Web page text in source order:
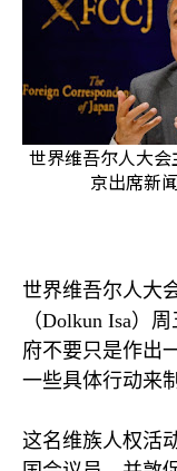
世界维吾尔人大
京出席新
世界维吾尔人大
（Dolkun Isa）周
府不要只是作出
一些具体行动来
这名维族人权活